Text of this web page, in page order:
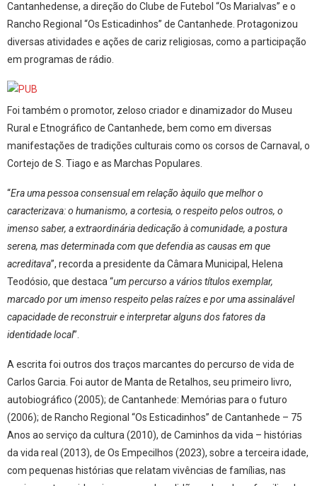
Cantanhedense, a direção do Clube de Futebol “Os Marialvas” e o
Rancho Regional “Os Esticadinhos” de Cantanhede. Protagonizou
diversas atividades e ações de cariz religiosas, como a participação
em programas de rádio.
Foi também o promotor, zeloso criador e dinamizador do Museu
Rural e Etnográfico de Cantanhede, bem como em diversas
manifestações de tradições culturais como os corsos de Carnaval, o
Cortejo de S. Tiago e as Marchas Populares.
“Era uma pessoa consensual em relação àquilo que melhor o
caracterizava: o humanismo, a cortesia, o respeito pelos outros, o
imenso saber, a extraordinária dedicação à comunidade, a postura
serena, mas determinada com que defendia as causas em que
acreditava”, recorda a presidente da Câmara Municipal, Helena
Teodósio, que destaca “um percurso a vários títulos exemplar,
marcado por um imenso respeito pelas raízes e por uma assinalável
capacidade de reconstruir e interpretar alguns dos fatores da
identidade local”.
A escrita foi outros dos traços marcantes do percurso de vida de
Carlos Garcia. Foi autor de Manta de Retalhos, seu primeiro livro,
autobiográfico (2005); de Cantanhede: Memórias para o futuro
(2006); de Rancho Regional “Os Esticadinhos” de Cantanhede – 75
Anos ao serviço da cultura (2010), de Caminhos da vida – histórias
da vida real (2013), de Os Empecilhos (2023), sobre a terceira idade,
com pequenas histórias que relatam vivências de famílias, nas